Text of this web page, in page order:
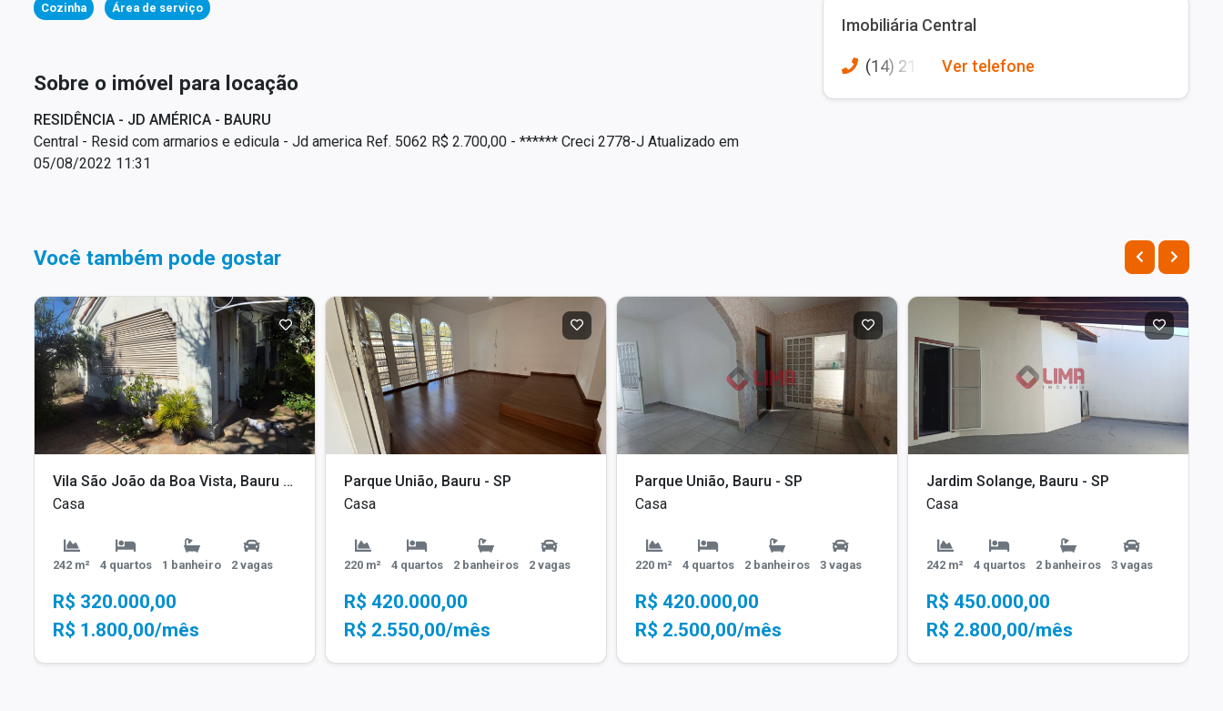
Cozinha Área de serviço
Sobre o imóvel para locação
RESIDÊNCIA - JD AMÉRICA - BAURU
Central - Resid com armarios e edicula - Jd america Ref. 5062 R$ 2.700,00 - ****** Creci 2778-J Atualizado em
05/08/2022 11:31
Imobiliária Central
(14) 210 Ver telefone
Você também pode gostar
Vila São João da Boa Vista, Bauru - SP
Casa
242 m² 4 quartos 1 banheiro 2 vagas
R$ 320.000,00
R$ 1.800,00/mês
Parque União, Bauru - SP
Casa
220 m² 4 quartos 2 banheiros 2 vagas
R$ 420.000,00
R$ 2.550,00/mês
Parque União, Bauru - SP
Casa
220 m² 4 quartos 2 banheiros 3 vagas
R$ 420.000,00
R$ 2.500,00/mês
Jardim Solange, Bauru - SP
Casa
242 m² 4 quartos 2 banheiros 3 vagas
R$ 450.000,00
R$ 2.800,00/mês